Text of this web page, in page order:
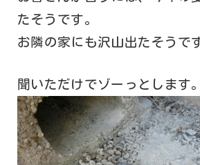
たそうです。
お隣の家にも沢山出たそうで
聞いただけでゾーっとします。